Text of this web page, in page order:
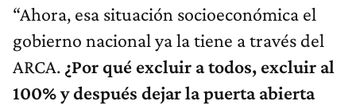
“Ahora, esa situación socioeconómica el
gobierno nacional ya la tiene a través del
ARCA. ¿Por qué excluir a todos, excluir al
100% y después dejar la puerta abierta